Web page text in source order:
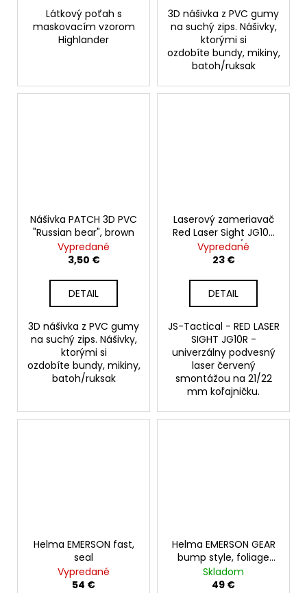
Látkový poťah s
maskovacím vzorom
Highlander
3D nášivka z PVC gumy
na suchý zips. Nášivky,
ktorými si
ozdobíte bundy, mikiny,
batoh/ruksak
Nášivka PATCH 3D PVC
"Russian bear", brown
Vypredané
3,50 €
DETAIL
3D nášivka z PVC gumy
na suchý zips. Nášivky,
ktorými si
ozdobíte bundy, mikiny,
batoh/ruksak
Laserový zameriavač
Red Laser Sight JG10R
JS-Tactical 21/22mm
Vypredané
23 €
DETAIL
JS-Tactical - RED LASER
SIGHT JG10R -
univerzálny podvesný
laser červený
smontážou na 21/22
mm koľajničku.
Helma EMERSON fast,
seal
Vypredané
54 €
Helma EMERSON GEAR
bump style, foliage
green
Skladom
49 €